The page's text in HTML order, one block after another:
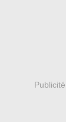
Publicité